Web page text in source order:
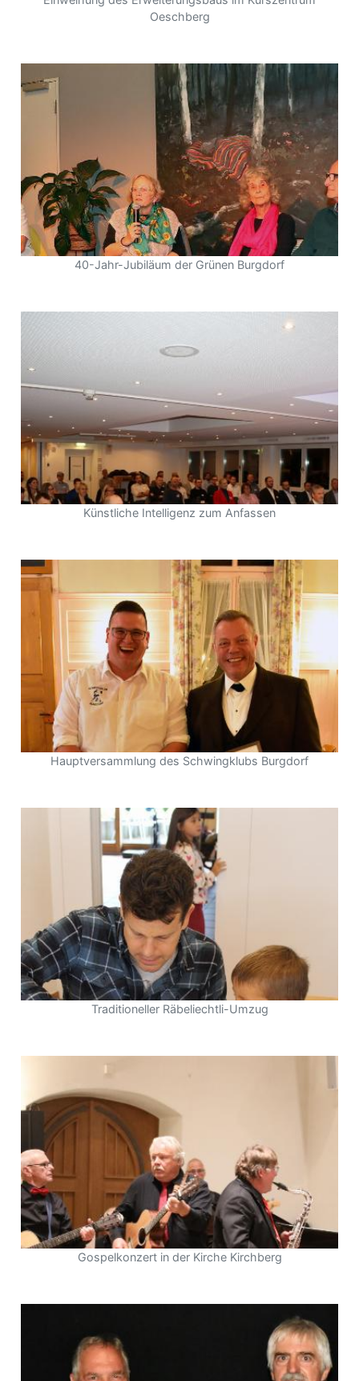
Oeschberg
40-Jahr-Jubiläum der Grünen Burgdorf
Künstliche Intelligenz zum Anfassen
Hauptversammlung des Schwingklubs Burgdorf
Traditioneller Räbeliechtli-Umzug
Gospelkonzert in der Kirche Kirchberg